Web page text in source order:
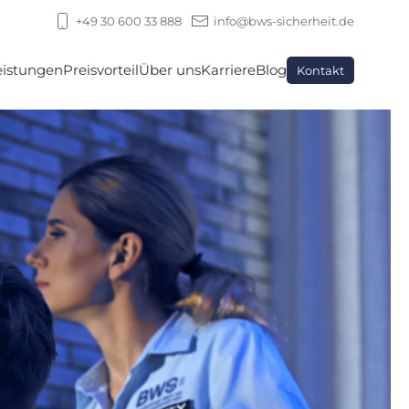
+49 30 600 33 888 info@bws-sicherheit.de
PreisvorteilÜber unsKarriereBlog Kontakt